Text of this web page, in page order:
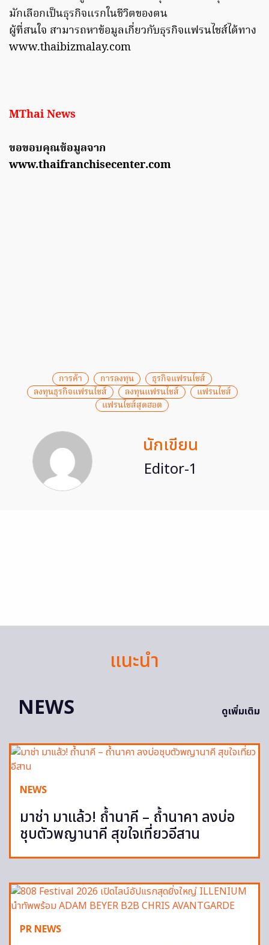
มักเลือกเป็นธุรกิจแรกในชีวิตของตน
ผู้ที่สนใจ สามารถหาข้อมูลเกี่ยวกับธุรกิจแฟรนไชส์ได้ทาง
www.thaibizmalay.com
MThai News
ขอขอบคุณข้อมูลจาก
www.thaifranchisecenter.com
การค้า การลงทุน
ธุรกิจแฟรนไชส์
ลงทุนธุรกิจแฟรนไชส์
ลงทุนแฟรนไชส์
แฟรนไชส์
แฟรนไชส์สุดฮอต
นักเขียน
Editor-1
แนะนำ
NEWS
ดูเพิ่มเติม
NEWS
มาช่า มาแล้ว! ถ้ำนาคี – ถ้ำนาคา ลงบ่อ
ชุบตัวพญานาคี สุขใจเที่ยวอีสาน
PR NEWS